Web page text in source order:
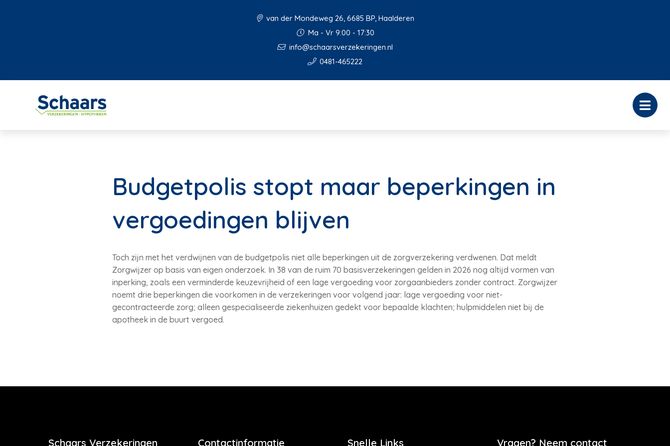
van der Mondeweg 26, 6685 BP, Haalderen
Ma - Vr 9:00 - 17:30
info@schaarsverzekeringen.nl
0481-465222
Budgetpolis stopt maar beperkingen in
vergoedingen blijven
Toch zijn met het verdwijnen van de budgetpolis niet alle beperkingen uit de zorgverzekering verdwenen. Dat meldt
Zorgwijzer op basis van eigen onderzoek. In 38 van de ruim 70 basisverzekeringen gelden in 2026 nog altijd vormen van
inperking, zoals een verminderde keuzevrijheid of een lage vergoeding voor zorgaanbieders zonder contract. Zorgwijzer
noemt drie beperkingen die voorkomen in de verzekeringen voor volgend jaar: lage vergoeding voor niet-
gecontracteerde zorg; alleen gespecialiseerde ziekenhuizen gedekt voor bepaalde klachten; hulpmiddelen niet bij de
apotheek in de buurt vergoed.
Schaars Verzekeringen Contactinformatie Snelle Links Vragen? Neem contact